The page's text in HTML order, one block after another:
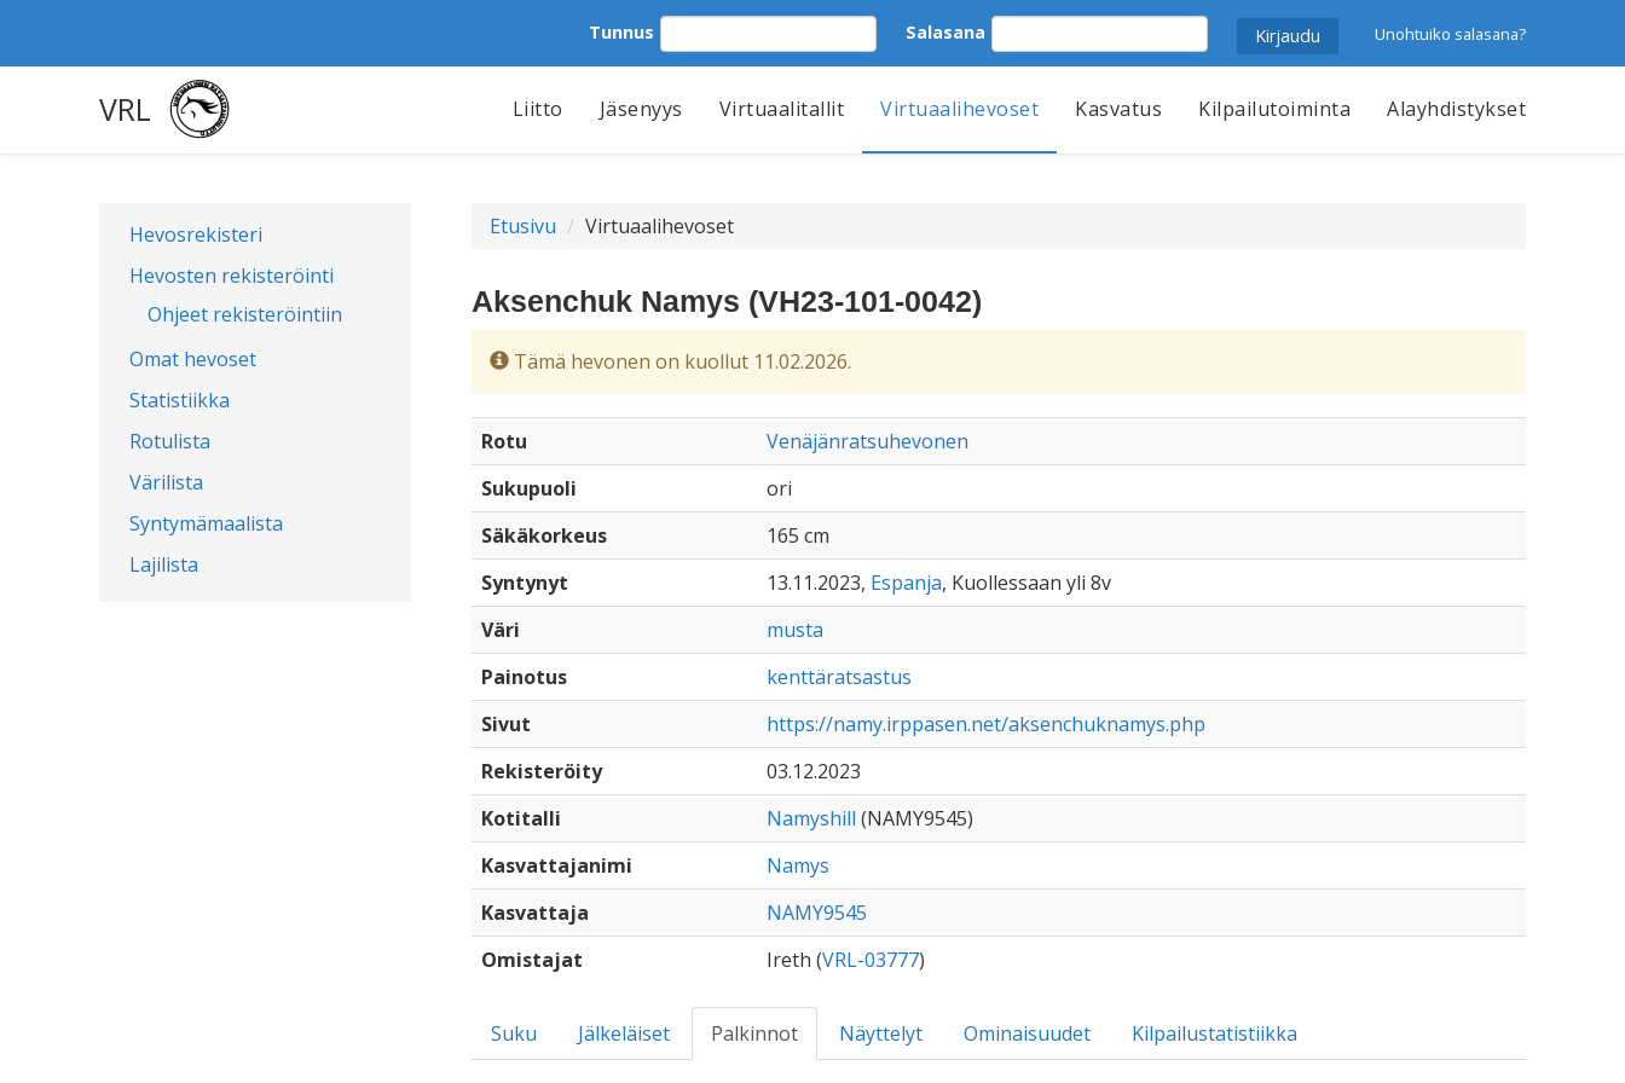
Tunnus Salasana Unohtuiko salasana?
VRL Liitto Jäsenyys Virtuaalitallit Virtuaalihevoset Kasvatus Kilpailutoiminta Alayhdistykset
Hevosrekisteri
Hevosten rekisteröinti
Ohjeet rekisteröintiin
Omat hevoset
Statistiikka
Rotulista
Värilista
Syntymämaalista
Lajilista
Etusivu Virtuaalihevoset
Aksenchuk Namys (VH23-101-0042)
Tämä hevonen on kuollut 11.02.2026.
Rotu
Venäjänratsuhevonen
Sukupuoli
ori
Säkäkorkeus
165 cm
Syntynyt
13.11.2023, Espanja, Kuollessaan yli 8v
Väri
musta
Painotus
kenttäratsastus
Sivut
https://namy.irppasen.net/aksenchuknamys.php
Rekisteröity
03.12.2023
Kotitalli
Namyshill (NAMY9545)
Kasvattajanimi
Namys
Kasvattaja
NAMY9545
Omistajat
Ireth (VRL-03777)
Suku Jälkeläiset Palkinnot Näyttelyt Ominaisuudet Kilpailustatistiikka